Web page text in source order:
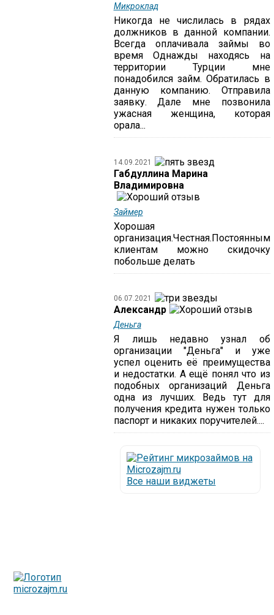
Микроклад
Никогда не числилась в рядах
должников в данной компании.
Всегда оплачивала займы во
время Однажды находясь на
территории Турции мне
понадобился займ. Обратилась в
данную компанию. Отправила
заявку. Дале мне позвонила
ужасная женщина, которая
орала...
14.09.2021
Габдуллина Марина
Владимировна
Займер
Хорошая
организация.Честная.Постоянным
клиентам можно скидочку
побольше делать
06.07.2021
Александр
Деньга
Я лишь недавно узнал об
организации "Деньга" и уже
успел оценить её преимущества
и недостатки. А ещё понял что из
подобных организаций Деньга
одна из лучших. Ведь тут для
получения кредита нужен только
паспорт и никаких поручителей....
Все наши виджеты